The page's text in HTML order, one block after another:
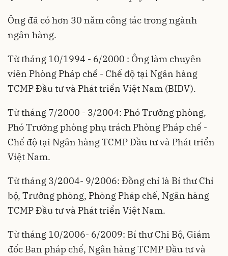
Ông đã có hơn 30 năm công tác trong ngành
ngân hàng.
Từ tháng 10/1994 - 6/2000 : Ông làm chuyên
viên Phòng Pháp chế - Chế độ tại Ngân hàng
TCMP Đầu tư và Phát triển Việt Nam (BIDV).
Từ tháng 7/2000 - 3/2004: Phó Trưởng phòng,
Phó Trưởng phòng phụ trách Phòng Pháp chế -
Chế độ tại Ngân hàng TCMP Đầu tư và Phát triển
Việt Nam.
Từ tháng 3/2004- 9/2006: Đồng chí là Bí thư Chi
bộ, Trưởng phòng, Phòng Pháp chế, Ngân hàng
TCMP Đầu tư và Phát triển Việt Nam.
Từ tháng 10/2006- 6/2009: Bí thư Chi Bộ, Giám
đốc Ban pháp chế, Ngân hàng TCMP Đầu tư và